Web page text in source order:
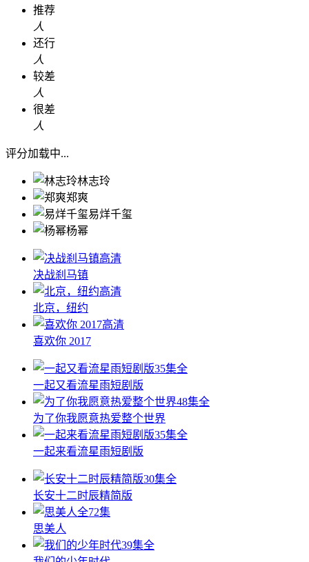
推荐
人
还行
人
较差
人
很差
人
评分加载中...
林志玲
郑爽
易烊千玺
杨幂
高清
决战刹马镇
高清
北京，纽约
高清
喜欢你 2017
35集全
一起又看流星雨短剧版
48集全
为了你我愿意热爱整个世界
35集全
一起来看流星雨短剧版
30集全
长安十二时辰精简版
全72集
思美人
39集全